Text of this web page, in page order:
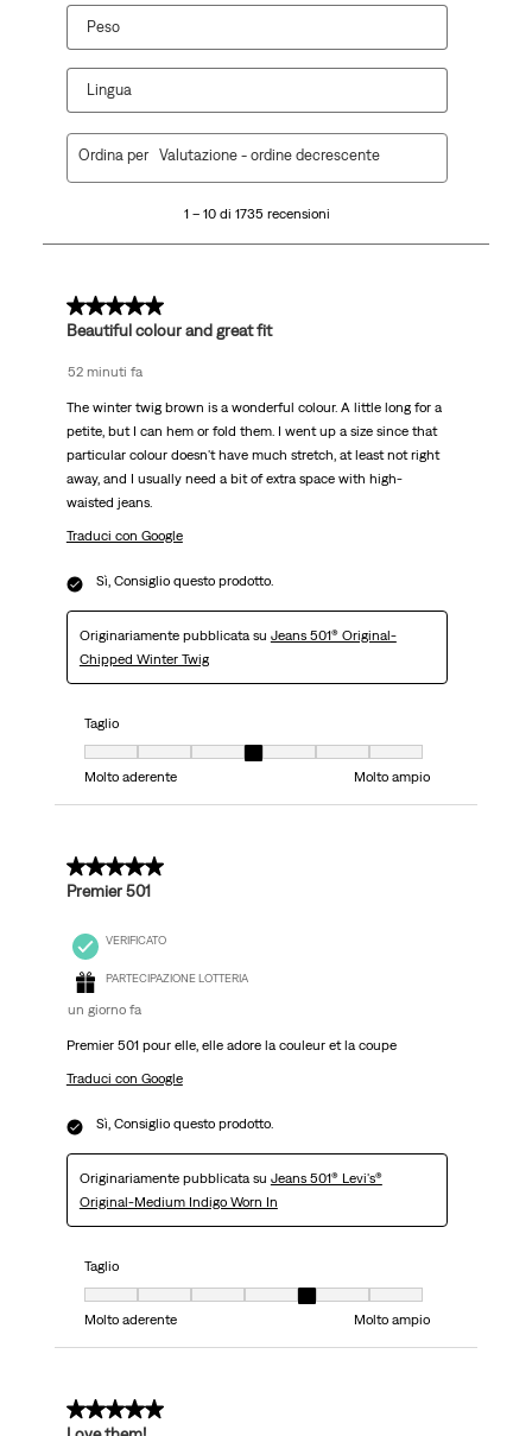
Peso
Lingua
1735
1 – 10 di 1735 recensioni
Ordina per Valutazione - ordine decrescente
5 su 5 stelle.
Beautiful colour and great fit
52 minuti fa
The winter twig brown is a wonderful colour. A little long for a
petite, but I can hem or fold them. I went up a size since that
particular colour doesn't have much stretch, at least not right
away, and I usually need a bit of extra space with high-
waisted jeans.
Traduci con Google
Sì, Consiglio questo prodotto.
Originariamente pubblicata su Jeans 501® Original-
Chipped Winter Twig
Taglio
Taglio, 4 su 7, dove 1 è uguale a Molto aderente e 7 è uguale a Molto
Molto aderente
Molto ampio
5 su 5 stelle.
Premier 501
VERIFICATO
PARTECIPAZIONE LOTTERIA
un giorno fa
Premier 501 pour elle, elle adore la couleur et la coupe
Traduci con Google
Sì, Consiglio questo prodotto.
Originariamente pubblicata su Jeans 501® Levi's®
Original-Medium Indigo Worn In
Taglio
Taglio, 5 su 7, dove 1 è uguale a Molto aderente e 7 è uguale a Molto
Molto aderente
Molto ampio
5 su 5 stelle.